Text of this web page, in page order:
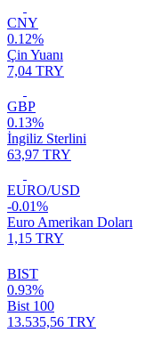
CNY
0.12%
Çin Yuanı
7,04 TRY
GBP
0.13%
İngiliz Sterlini
63,97 TRY
EURO/USD
-0.01%
Euro Amerikan Doları
1,15 TRY
BIST
0.93%
Bist 100
13.535,56 TRY